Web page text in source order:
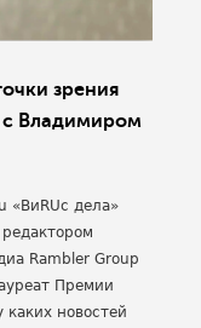
зрения
Владимиром
«ВиRUс дела»
Rambler Group
Премии
каких новостей